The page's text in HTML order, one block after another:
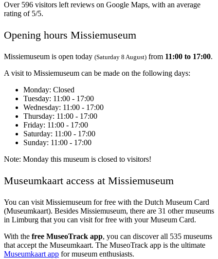
Over 596 visitors left reviews on Google Maps, with an average
rating of 5/5.
Opening hours Missiemuseum
Missiemuseum is open today (Saturday 8 August) from 11:00 to 17:00.
A visit to Missiemuseum can be made on the following days:
Monday: Closed
Tuesday: 11:00 - 17:00
Wednesday: 11:00 - 17:00
Thursday: 11:00 - 17:00
Friday: 11:00 - 17:00
Saturday: 11:00 - 17:00
Sunday: 11:00 - 17:00
Note: Monday this museum is closed to visitors!
Museumkaart access at Missiemuseum
You can visit Missiemuseum for free with the Dutch Museum Card
(Museumkaart). Besides Missiemuseum, there are 31 other museums
in Limburg that you can visit for free with your Museum Card.
With the free MuseoTrack app, you can discover all 535 museums
that accept the Museumkaart. The MuseoTrack app is the ultimate
Museumkaart app for museum enthusiasts.